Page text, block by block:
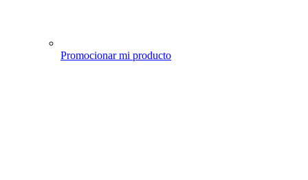
Promocionar mi producto